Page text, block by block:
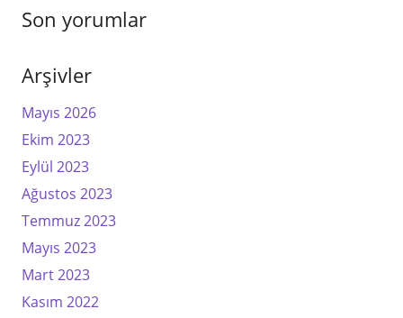
Son yorumlar
Arşivler
Mayıs 2026
Ekim 2023
Eylül 2023
Ağustos 2023
Temmuz 2023
Mayıs 2023
Mart 2023
Kasım 2022